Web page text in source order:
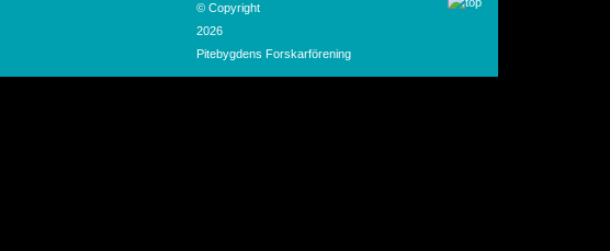
© Copyright
2026
Pitebygdens Forskarförening